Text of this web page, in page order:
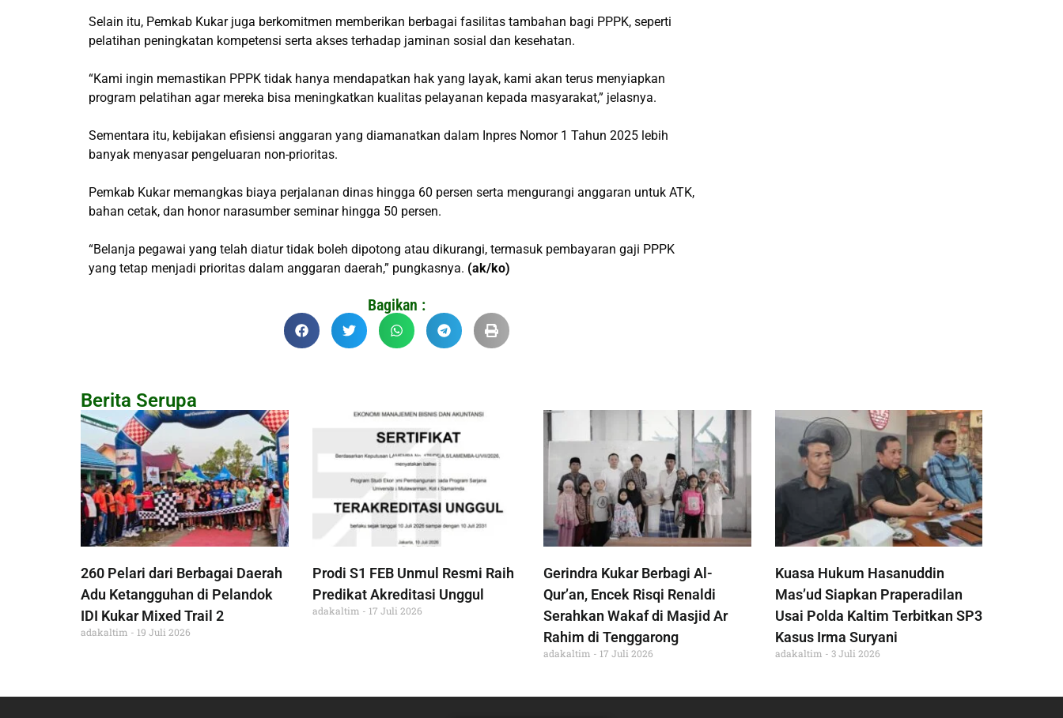
Selain itu, Pemkab Kukar juga berkomitmen memberikan berbagai fasilitas tambahan bagi PPPK, seperti
pelatihan peningkatan kompetensi serta akses terhadap jaminan sosial dan kesehatan.
“Kami ingin memastikan PPPK tidak hanya mendapatkan hak yang layak, kami akan terus menyiapkan
program pelatihan agar mereka bisa meningkatkan kualitas pelayanan kepada masyarakat,” jelasnya.
Sementara itu, kebijakan efisiensi anggaran yang diamanatkan dalam Inpres Nomor 1 Tahun 2025 lebih
banyak menyasar pengeluaran non-prioritas.
Pemkab Kukar memangkas biaya perjalanan dinas hingga 60 persen serta mengurangi anggaran untuk ATK,
bahan cetak, dan honor narasumber seminar hingga 50 persen.
“Belanja pegawai yang telah diatur tidak boleh dipotong atau dikurangi, termasuk pembayaran gaji PPPK
yang tetap menjadi prioritas dalam anggaran daerah,” pungkasnya. (ak/ko)
Bagikan :
Berita Serupa
260 Pelari dari Berbagai Daerah
Adu Ketangguhan di Pelandok
IDI Kukar Mixed Trail 2
adakaltim 19 Juli 2026
Prodi S1 FEB Unmul Resmi Raih
Predikat Akreditasi Unggul
adakaltim 17 Juli 2026
Gerindra Kukar Berbagi Al-
Qur’an, Encek Risqi Renaldi
Serahkan Wakaf di Masjid Ar
Rahim di Tenggarong
adakaltim 17 Juli 2026
Kuasa Hukum Hasanuddin
Mas’ud Siapkan Praperadilan
Usai Polda Kaltim Terbitkan SP3
Kasus Irma Suryani
adakaltim 3 Juli 2026